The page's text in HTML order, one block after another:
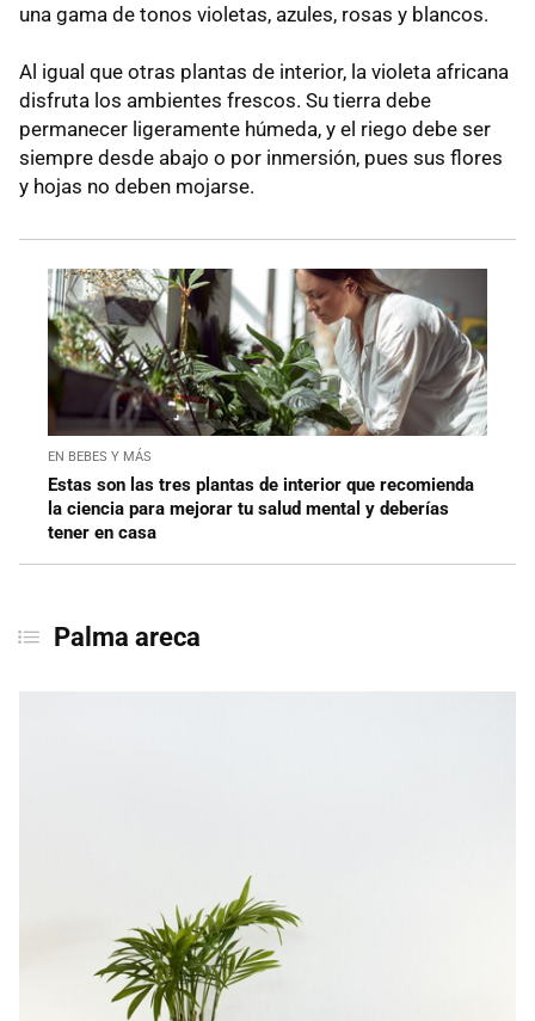
una gama de tonos violetas, azules, rosas y blancos.
Al igual que otras plantas de interior, la violeta africana
disfruta los ambientes frescos. Su tierra debe
permanecer ligeramente húmeda, y el riego debe ser
siempre desde abajo o por inmersión, pues sus flores
y hojas no deben mojarse.
EN BEBES Y MÁS
Estas son las tres plantas de interior que recomienda
la ciencia para mejorar tu salud mental y deberías
tener en casa
Palma areca